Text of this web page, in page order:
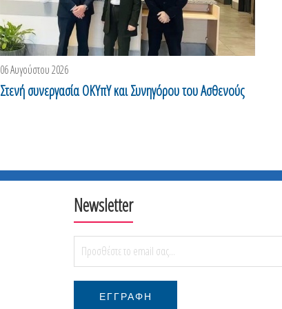
06 Αυγούστου 2026
Στενή συνεργασία ΟΚΥπΥ και Συνηγόρου του Ασθενούς
Newsletter